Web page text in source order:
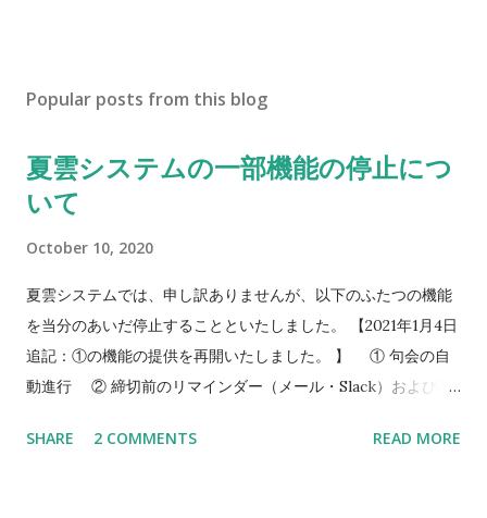
Popular posts from this blog
夏雲システムの一部機能の停止につ
いて
October 10, 2020
夏雲システムでは、申し訳ありませんが、以下のふたつの機能
を当分のあいだ停止することといたしました。 【2021年1月4日
追記：①の機能の提供を再開いたしました。 】 ① 句会の自
動進行 ② 締切前のリマインダー（メール・Slack）および談
は、システムへの負担を改善した上で再実装を目指します。②
SHARE 2 COMMENTS READ MORE